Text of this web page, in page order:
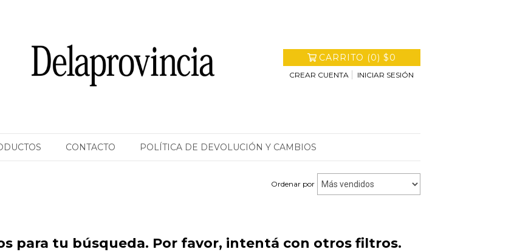
CARRITO (0)$0
CREAR CUENTA INICIAR SESIÓN
CONTACTO POLÍTICA DE DEVOLUCIÓN Y CAMBIOS
Ordenar por
para tu búsqueda. Por favor, intentá con otros filtros.